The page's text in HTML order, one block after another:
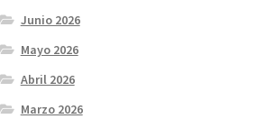
Junio 2026
Mayo 2026
Abril 2026
Marzo 2026